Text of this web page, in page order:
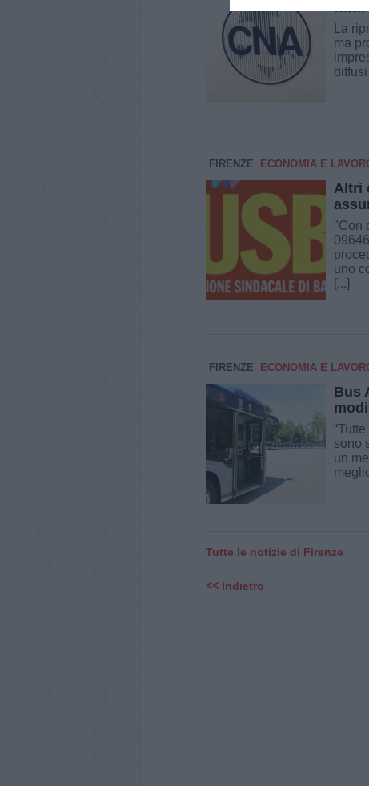
La
ma
FIRENZE ECONOMIA E
Altri
"Con
uno
[...]
FIRENZE ECONOMIA E
Bus
sono
un
Tutte le notizie di Firenze
<< Indietro